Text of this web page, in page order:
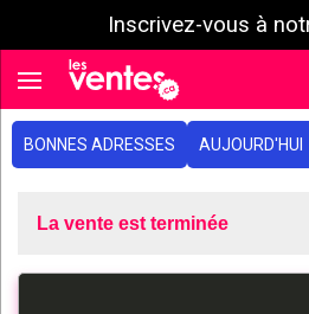
Inscrivez-vous à
Toggle navigation
BONNES ADRESSES AUJOURD'HUI
La vente est terminée